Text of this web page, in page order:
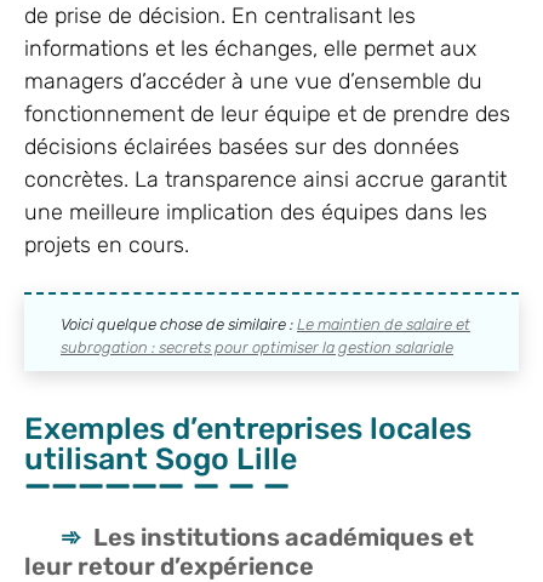
de prise de décision. En centralisant les
informations et les échanges, elle permet aux
managers d’accéder à une vue d’ensemble du
fonctionnement de leur équipe et de prendre des
décisions éclairées basées sur des données
concrètes. La transparence ainsi accrue garantit
une meilleure implication des équipes dans les
projets en cours.
Voici quelque chose de similaire : Le maintien de salaire et
subrogation : secrets pour optimiser la gestion salariale
Exemples d’entreprises locales
utilisant Sogo Lille
Les institutions académiques et
leur retour d’expérience